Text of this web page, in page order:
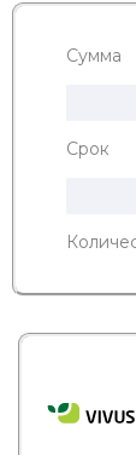
Сумма
Срок